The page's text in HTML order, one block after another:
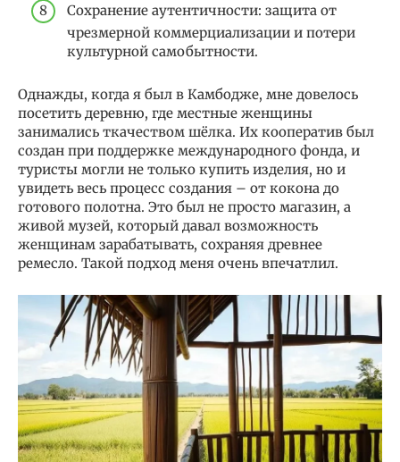
Сохранение аутентичности: защита от
чрезмерной коммерциализации и потери
культурной самобытности.
Однажды, когда я был в Камбодже, мне довелось
посетить деревню, где местные женщины
занимались ткачеством шёлка. Их кооператив был
создан при поддержке международного фонда, и
туристы могли не только купить изделия, но и
увидеть весь процесс создания – от кокона до
готового полотна. Это был не просто магазин, а
живой музей, который давал возможность
женщинам зарабатывать, сохраняя древнее
ремесло. Такой подход меня очень впечатлил.